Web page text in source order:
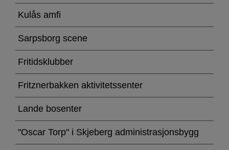
Kulås amfi
Sarpsborg scene
Fritidsklubber
Fritznerbakken aktivitetssenter
Lande bosenter
"Oscar Torp" i Skjeberg administrasjonsbygg